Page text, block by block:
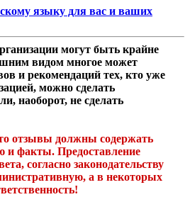
языку для вас и ваших
могут быть крайне
видом многое может
и рекомендаций тех, кто уже
можно сделать
наоборот, не сделать
отзывы должны содержать
факты. Предоставление
согласно законодательству
а в некоторых